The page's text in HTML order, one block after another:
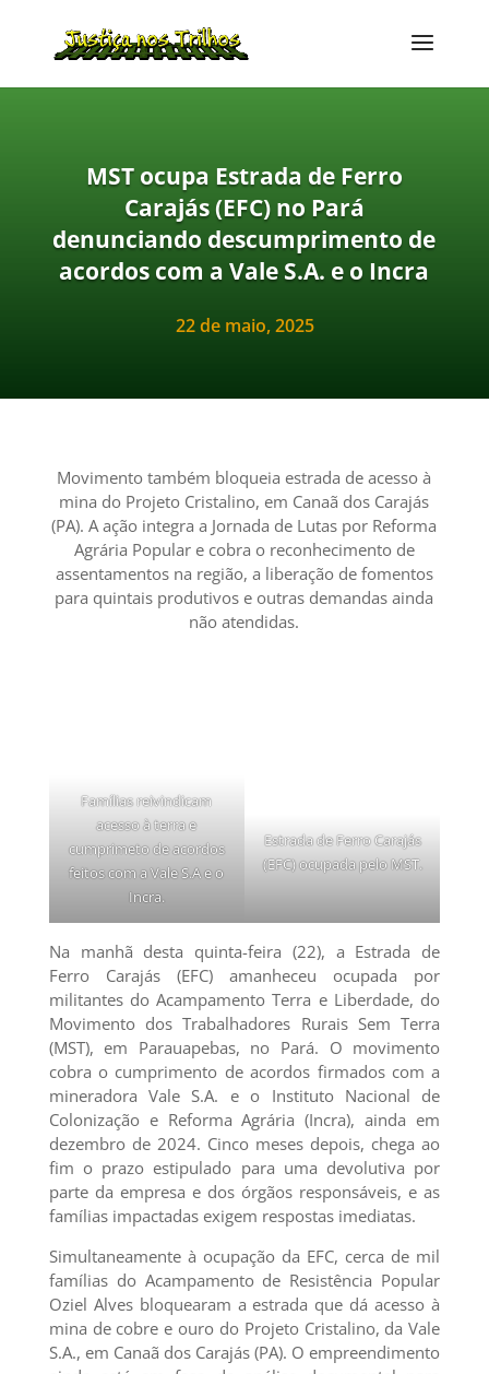
MST ocupa Estrada de Ferro
Carajás (EFC) no Pará
denunciando descumprimento de
acordos com a Vale S.A. e o Incra
22 de maio, 2025
Movimento também bloqueia estrada de acesso à
mina do Projeto Cristalino, em Canaã dos Carajás
(PA). A ação integra a Jornada de Lutas por Reforma
Agrária Popular e cobra o reconhecimento de
assentamentos na região, a liberação de fomentos
para quintais produtivos e outras demandas ainda
não atendidas.
Famílias reivindicam
acesso à terra e
cumprimeto de acordos
feitos com a Vale S.A e o
Incra.
Estrada de Ferro Carajás
(EFC) ocupada pelo MST.
Na manhã desta quinta-feira (22), a Estrada de
Ferro Carajás (EFC) amanheceu ocupada por
militantes do Acampamento Terra e Liberdade, do
Movimento dos Trabalhadores Rurais Sem Terra
(MST), em Parauapebas, no Pará. O movimento
cobra o cumprimento de acordos firmados com a
mineradora Vale S.A. e o Instituto Nacional de
Colonização e Reforma Agrária (Incra), ainda em
dezembro de 2024. Cinco meses depois, chega ao
fim o prazo estipulado para uma devolutiva por
parte da empresa e dos órgãos responsáveis, e as
famílias impactadas exigem respostas imediatas.
Simultaneamente à ocupação da EFC, cerca de mil
famílias do Acampamento de Resistência Popular
Oziel Alves bloquearam a estrada que dá acesso à
mina de cobre e ouro do Projeto Cristalino, da Vale
S.A., em Canaã dos Carajás (PA). O empreendimento